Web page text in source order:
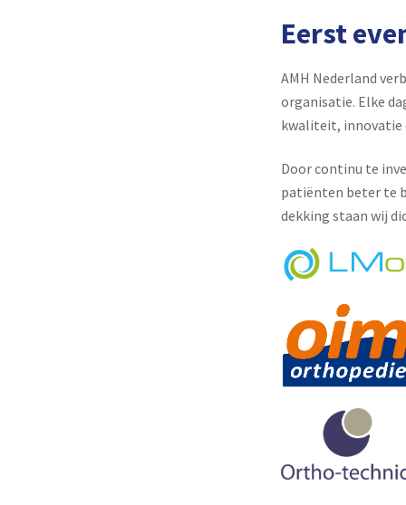
Eerst
AMH Nederland
organisatie. Elke
kwaliteit, innovatie
Door continu te
patiënten beter te
dekking staan wij